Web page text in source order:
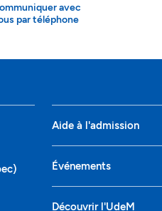
avec
par téléphone
Aide à l'admission
Événements
Découvrir l'UdeM